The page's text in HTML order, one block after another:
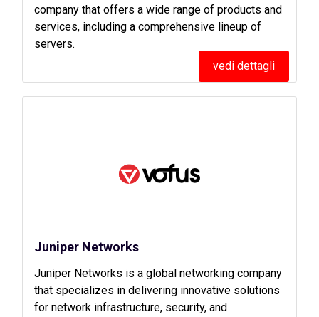
company that offers a wide range of products and
services, including a comprehensive lineup of
servers.
vedi dettagli
Juniper Networks
Juniper Networks is a global networking company
that specializes in delivering innovative solutions
for network infrastructure, security, and